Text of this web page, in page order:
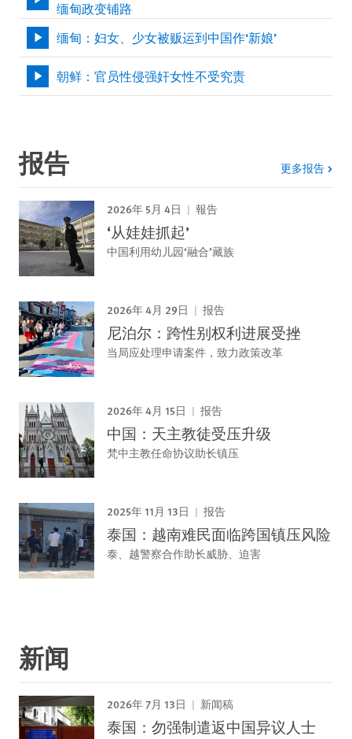
缅甸政变铺路
缅甸：妇女、少女被贩运到中国作‘新娘’
朝鲜：官员性侵强奸女性不受究责
报告 更多报告
2026年 5月 4日 報告
‘从娃娃抓起’
中国利用幼儿园‘融合’藏族
2026年 4月 29日 报告
尼泊尔：跨性别权利进展受挫
当局应处理申请案件，致力政策改革
2026年 4月 15日 报告
中国：天主教徒受压升级
梵中主教任命协议助长镇压
2025年 11月 13日 报告
泰国：越南难民面临跨国镇压风险
泰、越警察合作助长威胁、迫害
新闻
2026年 7月 13日 新闻稿
泰国：勿强制遣返中国异议人士